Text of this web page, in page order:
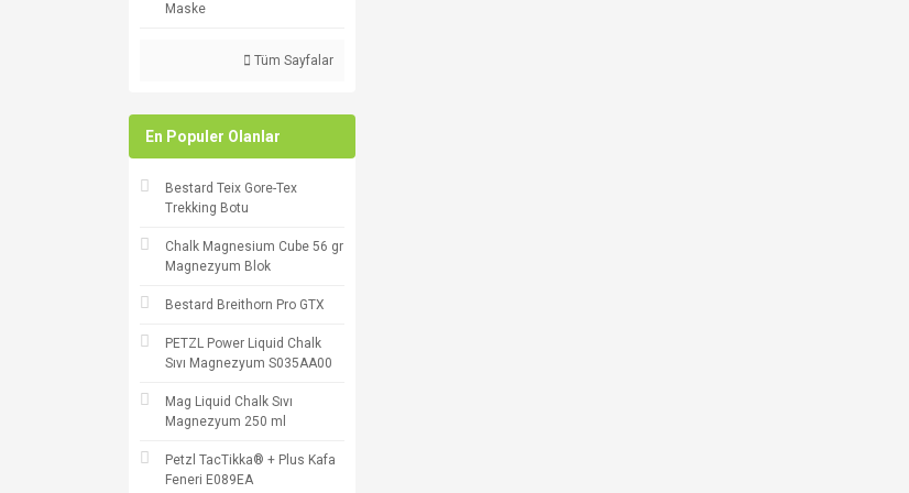
Maske
Tüm Sayfalar
En Populer Olanlar
Bestard Teix Gore-Tex
Trekking Botu
Chalk Magnesium Cube 56 gr
Magnezyum Blok
Bestard Breithorn Pro GTX
PETZL Power Liquid Chalk
Sıvı Magnezyum S035AA00
Mag Liquid Chalk Sıvı
Magnezyum 250 ml
Petzl TacTikka® + Plus Kafa
Feneri E089EA